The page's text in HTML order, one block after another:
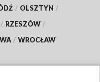
/ OLSZTYN /
/ RZESZÓW /
/ WROCŁAW